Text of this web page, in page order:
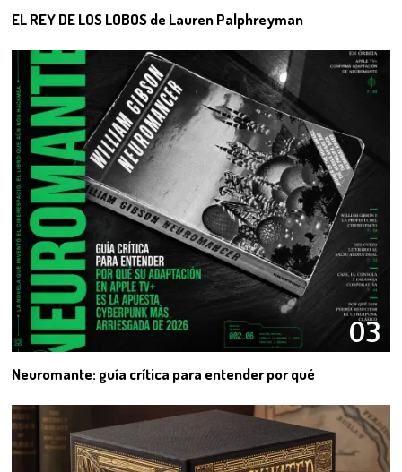
EL REY DE LOS LOBOS de Lauren Palphreyman
03
Neuromante: guía crítica para entender por qué